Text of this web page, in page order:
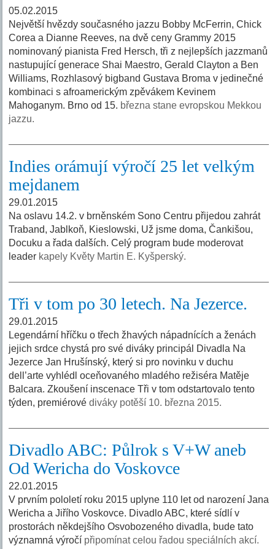
05.02.2015
Největší hvězdy současného jazzu Bobby McFerrin, Chick
Corea a Dianne Reeves, na dvě ceny Grammy 2015
nominovaný pianista Fred Hersch, tři z nejlepších jazzmanů
nastupující generace Shai Maestro, Gerald Clayton a Ben
Williams, Rozhlasový bigband Gustava Broma v jedinečné
kombinaci s afroamerickým zpěvákem Kevinem
Mahoganym. Brno od 15. března stane evropskou Mekkou
jazzu.
Indies orámují výročí 25 let velkým
mejdanem
29.01.2015
Na oslavu 14.2. v brněnském Sono Centru přijedou zahrát
Traband, Jablkoň, Kieslowski, Už jsme doma, Čankišou,
Docuku a řada dalších. Celý program bude moderovat
leader kapely Květy Martin E. Kyšperský.
Tři v tom po 30 letech. Na Jezerce.
29.01.2015
Legendární hříčku o třech žhavých nápadnících a ženách
jejich srdce chystá pro své diváky principál Divadla Na
Jezerce Jan Hrušínský, který si pro novinku v duchu
dell’arte vyhlédl oceňovaného mladého režiséra Matěje
Balcara. Zkoušení inscenace Tři v tom odstartovalo tento
týden, premiérovédiváky potěší 10. března 2015.
Divadlo ABC: Půlrok s V+W aneb
Od Wericha do Voskovce
22.01.2015
V prvním pololetí roku 2015 uplyne 110 let od narození Jana
Wericha a Jiřího Voskovce. Divadlo ABC, které sídlí v
prostorách někdejšího Osvobozeného divadla, bude tato
významná výročí připomínat celou řadou speciálních akcí.